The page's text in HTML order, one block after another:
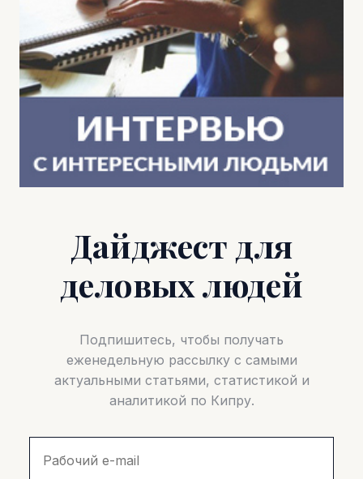
Дайджест для
деловых людей
Подпишитесь, чтобы получать
еженедельную рассылку с самыми
актуальными статьями, статистикой и
аналитикой по Кипру.